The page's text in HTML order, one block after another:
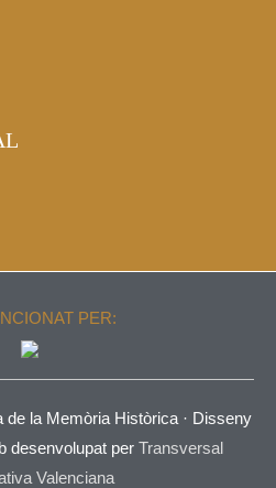
PER:
de la Memòria Històrica · Disseny
desenvolupat per Transversal
Valenciana